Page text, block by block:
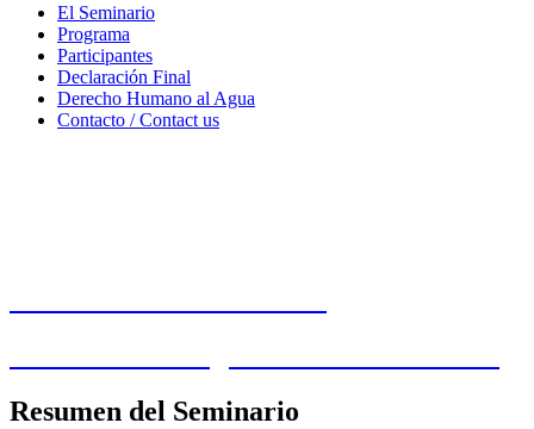
El Seminario
Programa
Participantes
Declaración Final
Derecho Humano al Agua
Contacto / Contact us
Resumen del Seminario